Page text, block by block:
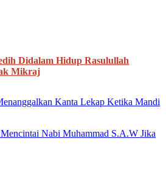
Didalam Hidup Rasulullah
Mikraj
Kanta Lekap Ketika Mandi
Nabi Muhammad S.A.W Jika